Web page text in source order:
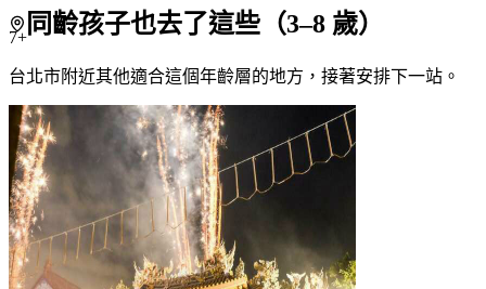
7+同齡孩子也去了這些（3–8 歲）
台北市附近其他適合這個年齡層的地方，接著安排下一站。